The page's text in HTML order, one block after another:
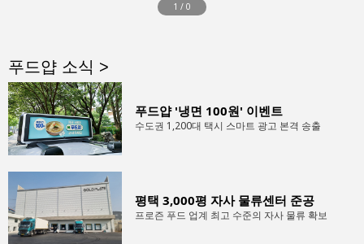
1 / 0
푸드얍 소식 >
푸드얍 '냉면 100원' 이벤트
수도권 1,200대 택시 스마트 광고 본격 송출
평택 3,000평 자사 물류센터 준공
프로즌 푸드 업계 최고 수준의 자사 물류 확보